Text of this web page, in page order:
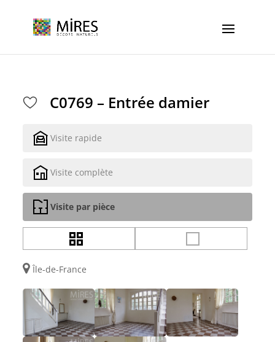
C0769 – Entrée damier
Visite rapide
Visite complète
Visite par pièce
Île-de-France